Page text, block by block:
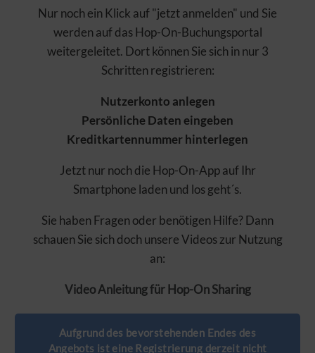
Nur noch ein Klick auf "jetzt anmelden" und Sie
werden auf das Hop-On-Buchungsportal
weitergeleitet. Dort können Sie sich in nur 3
Schritten registrieren:
Nutzerkonto anlegen
Persönliche Daten eingeben
Kreditkartennummer hinterlegen
Jetzt nur noch die Hop-On-App auf Ihr
Smartphone laden und los geht´s.
Sie haben Fragen oder benötigen Hilfe? Dann
schauen Sie sich doch unsere Videos zur Nutzung
an:
Video Anleitung für Hop-On Sharing
Aufgrund des bevorstehenden Endes des
Angebots ist eine Registrierung derzeit nicht